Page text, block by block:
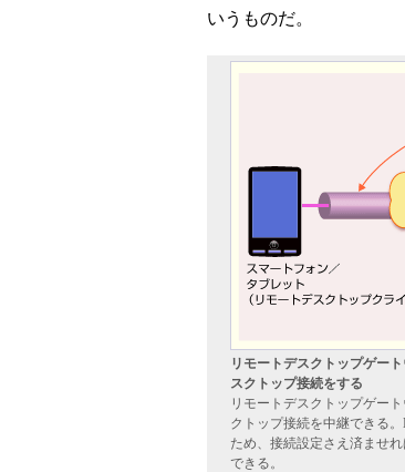
いうものだ。
リモートデスクトップゲー
スクトップ接続をする
リモートデスクトップゲー
クトップ接続を中継できる
ため、接続設定さえ済ませ
できる。